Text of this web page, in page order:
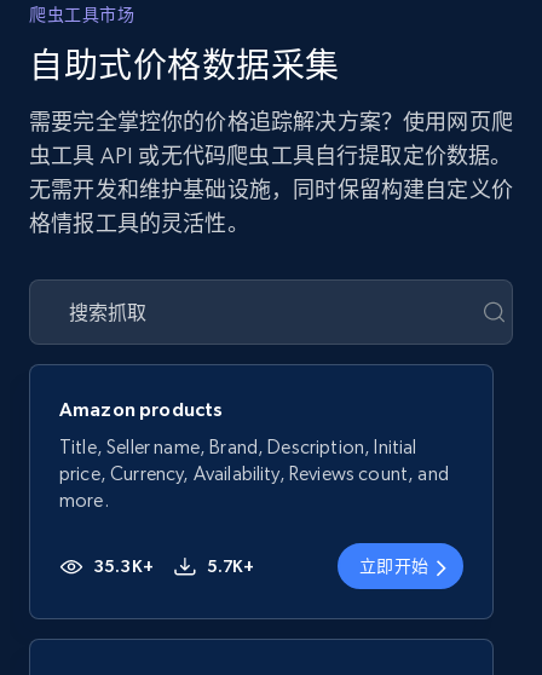
爬虫工具市场
自助式价格数据采集
需要完全掌控你的价格追踪解决方案？使用网页爬
虫工具 API 或无代码爬虫工具自行提取定价数据。
无需开发和维护基础设施，同时保留构建自定义价
格情报工具的灵活性。
Amazon products
Title, Seller name, Brand, Description, Initial
price, Currency, Availability, Reviews count, and
more.
35.3K+ 5.7K+ 立即开始